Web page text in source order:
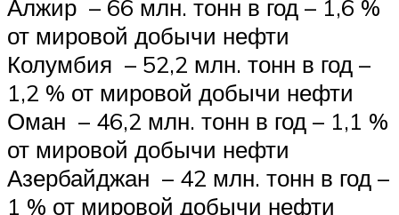
Алжир – 66 млн. тонн в год – 1,6 %
от мировой добычи нефти
Колумбия – 52,2 млн. тонн в год –
1,2 % от мировой добычи нефти
Оман – 46,2 млн. тонн в год – 1,1 %
от мировой добычи нефти
Азербайджан – 42 млн. тонн в год –
1 % от мировой добычи нефти